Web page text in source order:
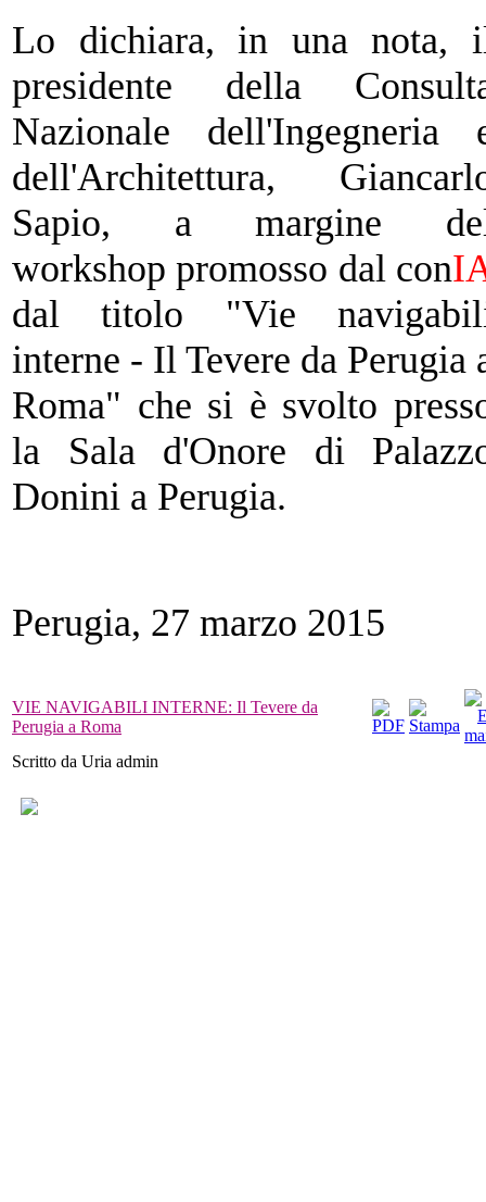
Lo dichiara, in una nota,
presidente della
Nazionale dell'Ingegneria
dell'Architettura,
Sapio, a margine
workshoppromosso dal con
dal titolo "Vie
interne - Il Tevere da Perugia
Roma" che si è svolto
la Sala d'Onore di
Donini a Perugia.
Perugia, 27 marzo 2015
VIE NAVIGABILI INTERNE: Il Tevere da
Perugia a Roma
Scritto da Uria admin